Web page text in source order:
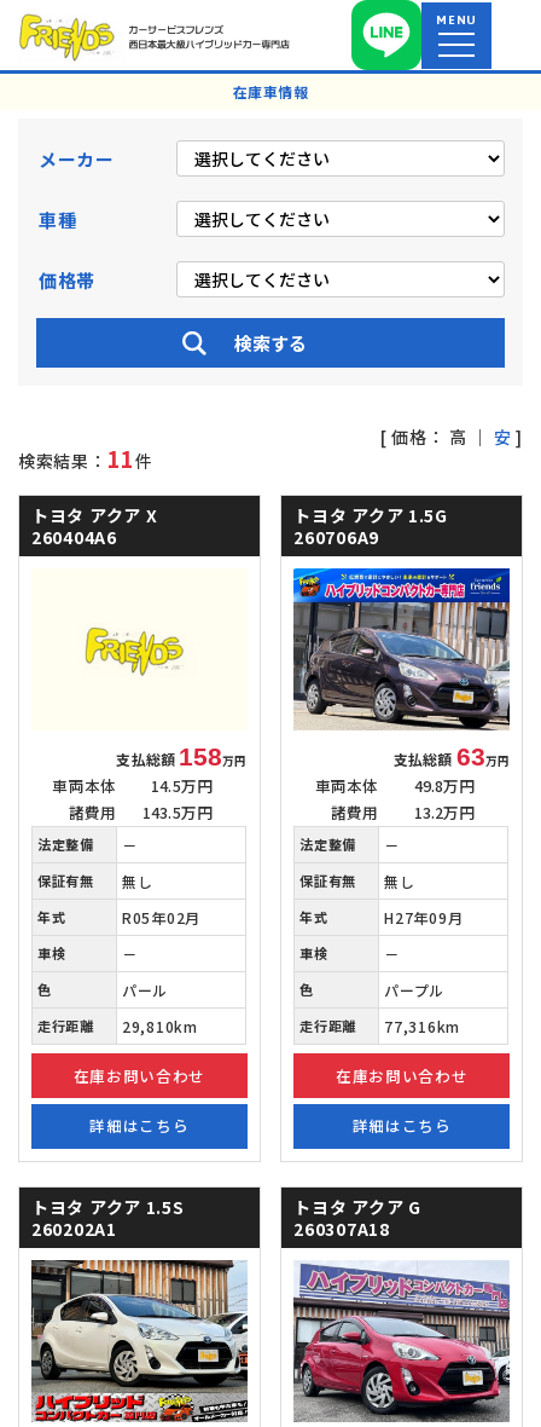
MENU
在庫車情報
メーカー
車種
価格帯
検索結果： 11件
[ 価格： 高 ｜ 安 ]
トヨタ アクア X
260404A6
支払総額 158万円
車両本体
14.5万円
諸費用
143.5万円
法定整備 －
保証有無 無し
年式 R05年02月
車検 －
色 パール
走行距離 29,810km
在庫お問い合わせ
詳細はこちら
トヨタ アクア 1.5G
260706A9
支払総額 63万円
車両本体
49.8万円
諸費用
13.2万円
法定整備 －
保証有無 無し
年式 H27年09月
車検 －
色 パープル
走行距離 77,316km
在庫お問い合わせ
詳細はこちら
トヨタ アクア 1.5S
260202A1
トヨタ アクア G
260307A18